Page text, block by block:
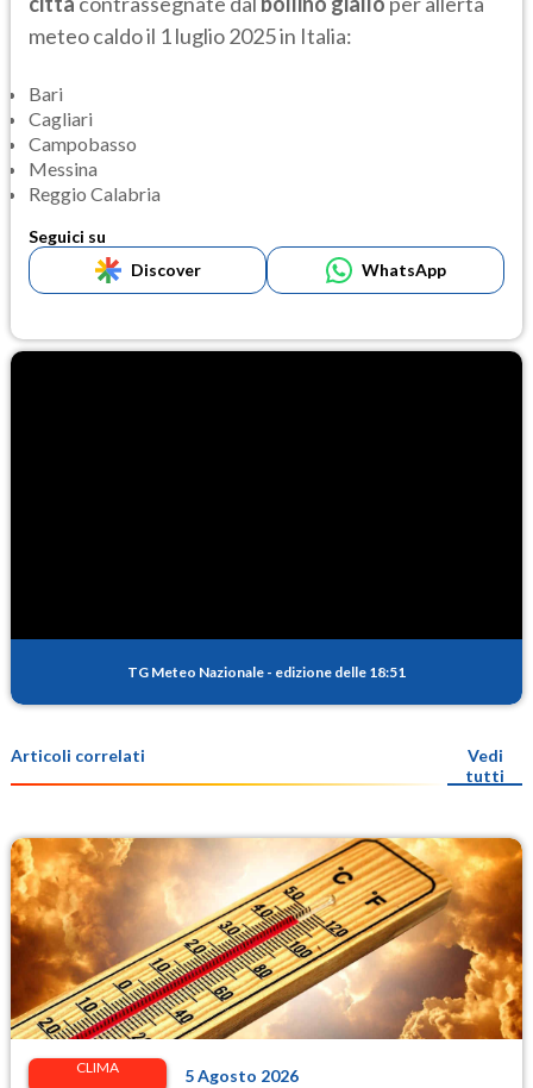
meteo caldo il 1 luglio 2025 in Italia:
Bari
Cagliari
Campobasso
Messina
Reggio Calabria
Seguici su
Discover
WhatsApp
TG Meteo Nazionale - edizione delle 18:51
Articoli correlati
Vedi
tutti
CLIMA 5 Agosto 2026